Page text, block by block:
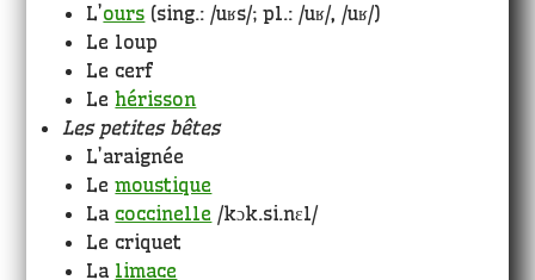
L’ours (sing.: /uʁs/; pl.: /uʁ/, /uʁ/)
Le loup
Le cerf
Lehérisson
Les petites bêtes
L’araignée
Lemoustique
La coccinelle /kɔk.si.nɛl/
Le criquet
La limace